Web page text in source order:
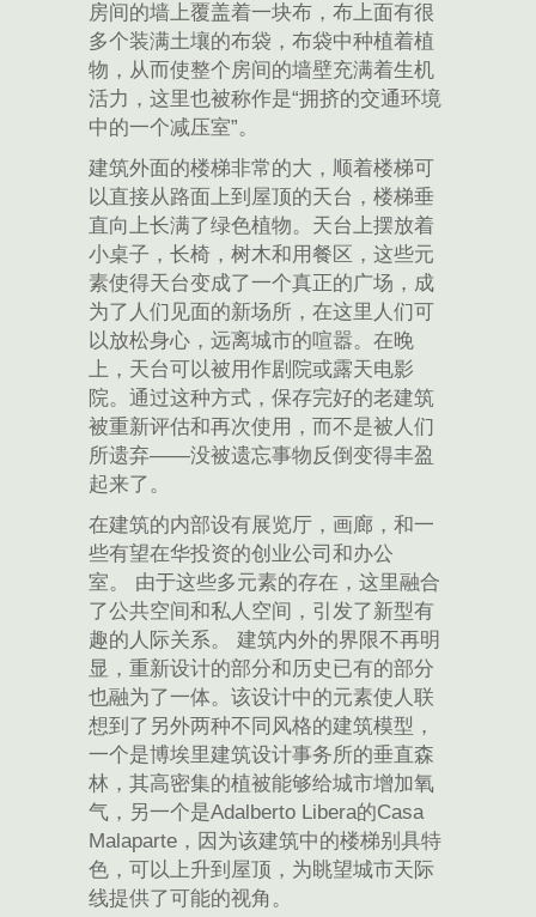
房间的墙上覆盖着一块布，布上面有很
多个装满土壤的布袋，布袋中种植着植
物，从而使整个房间的墙壁充满着生机
活力，这里也被称作是“拥挤的交通环境
中的一个减压室”。
建筑外面的楼梯非常的大，顺着楼梯可
以直接从路面上到屋顶的天台，楼梯垂
直向上长满了绿色植物。天台上摆放着
小桌子，长椅，树木和用餐区，这些元
素使得天台变成了一个真正的广场，成
为了人们见面的新场所，在这里人们可
以放松身心，远离城市的喧嚣。在晚
上，天台可以被用作剧院或露天电影
院。通过这种方式，保存完好的老建筑
被重新评估和再次使用，而不是被人们
所遗弃——没被遗忘事物反倒变得丰盈
起来了。
在建筑的内部设有展览厅，画廊，和一
些有望在华投资的创业公司和办公
室。 由于这些多元素的存在，这里融合
了公共空间和私人空间，引发了新型有
趣的人际关系。 建筑内外的界限不再明
显，重新设计的部分和历史已有的部分
也融为了一体。该设计中的元素使人联
想到了另外两种不同风格的建筑模型，
一个是博埃里建筑设计事务所的垂直森
林，其高密集的植被能够给城市增加氧
气，另一个是Adalberto Libera的Casa
Malaparte，因为该建筑中的楼梯别具特
色，可以上升到屋顶，为眺望城市天际
线提供了可能的视角。